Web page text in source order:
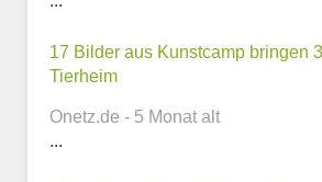
17 Bilder aus Kunstcamp bringen
Tierheim
Onetz.de - 5 Monat alt
...